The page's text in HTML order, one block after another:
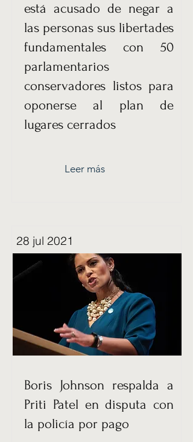
está acusado de negar a
las personas sus libertades
fundamentales con 50
parlamentarios
conservadores listos para
oponerse al plan de
lugares cerrados
Leer más
28 jul 2021
Boris Johnson respalda a
Priti Patel en disputa con
la policía por pago